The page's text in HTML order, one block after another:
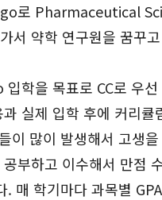
로 Pharmaceutical
서 약학 연구원을 꿈꾸
학을 목표로 CC로 우
실제 입학 후에 커리큘
이 많이 발생해서 고생
부하고 이수해서 만점
매 학기마다 과목별